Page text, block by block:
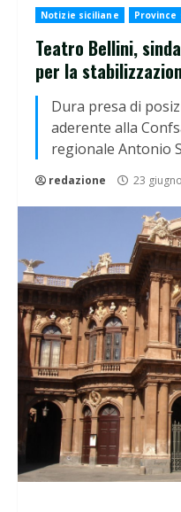
Notizie siciliane Province
Teatro Bellini,
per la
Dura presa di
aderente alla
regionale Antonio
redazione 23